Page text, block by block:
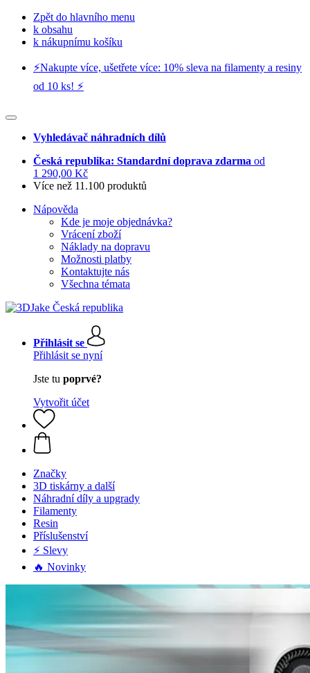
Zpět do hlavního menu
k obsahu
k nákupnímu košíku
⚡️Nakupte více, ušetřete více: 10% sleva na filamenty a resiny
od 10 ks! ⚡️
Vyhledávač náhradních dílů
Česká republika: Standardní doprava zdarma od
1 290,00 Kč
Více než 11.100 produktů
Nápověda
Kde je moje objednávka?
Vrácení zboží
Náklady na dopravu
Možnosti platby
Kontaktujte nás
Všechna témata
Přihlásit se
Přihlásit se nyní
Jste tu poprvé?
Vytvořit účet
Značky
3D tiskárny a další
Náhradní díly a upgrady
Filamenty
Resin
Příslušenství
⚡ Slevy
🔥 Novinky